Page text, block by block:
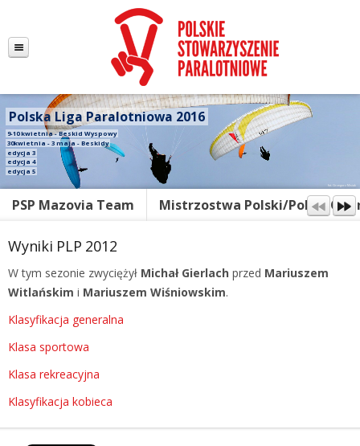
Polska Liga Paralotniowa 2016
9-10 kwietnia - Beskid Wyspowy
30kwietnia - 3 maja - Beskidy
edycja 3
edycja 4
fot. Grzegorz Misiak
edycja 5
PSP Mazovia Team Mistrzostwa Polski/Polish
Wyniki PLP 2012
W tym sezonie zwyciężył Michał Gierlach przed Mariuszem
Witlańskim i Mariuszem Wiśniowskim.
Klasyfikacja generalna
Klasa sportowa
Klasa rekreacyjna
Klasyfikacja kobieca